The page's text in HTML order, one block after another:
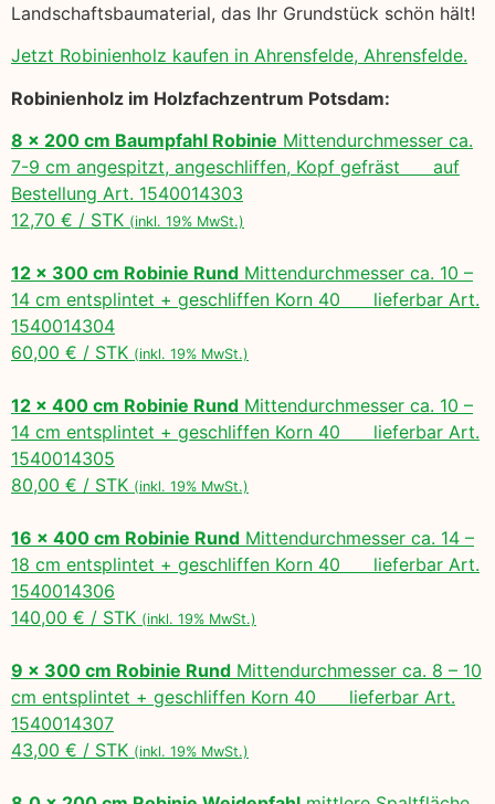
Landschaftsbaumaterial, das Ihr Grundstück schön hält!
Jetzt Robinienholz kaufen in Ahrensfelde, Ahrensfelde.
Robinienholz im Holzfachzentrum Potsdam:
8 x 200 cm Baumpfahl Robinie Mittendurchmesser ca.
7-9 cm angespitzt, angeschliffen, Kopf gefräst auf
Bestellung Art. 1540014303
12,70 € / STK (inkl. 19% MwSt.)
12 x 300 cm Robinie Rund Mittendurchmesser ca. 10 –
14 cm entsplintet + geschliffen Korn 40 lieferbar Art.
1540014304
60,00 € / STK (inkl. 19% MwSt.)
12 x 400 cm Robinie Rund Mittendurchmesser ca. 10 –
14 cm entsplintet + geschliffen Korn 40 lieferbar Art.
1540014305
80,00 € / STK (inkl. 19% MwSt.)
16 x 400 cm Robinie Rund Mittendurchmesser ca. 14 –
18 cm entsplintet + geschliffen Korn 40 lieferbar Art.
1540014306
140,00 € / STK (inkl. 19% MwSt.)
9 x 300 cm Robinie Rund Mittendurchmesser ca. 8 – 10
cm entsplintet + geschliffen Korn 40 lieferbar Art.
1540014307
43,00 € / STK (inkl. 19% MwSt.)